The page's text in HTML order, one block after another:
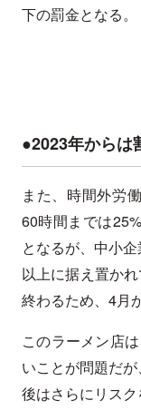
下の罰金となる。
●2023年からは
また、時間外労
60時間までは
となるが、中小
以上に据え置か
終わるため、4月
このラーメン店
いことが問題だ
後はさらにリスク